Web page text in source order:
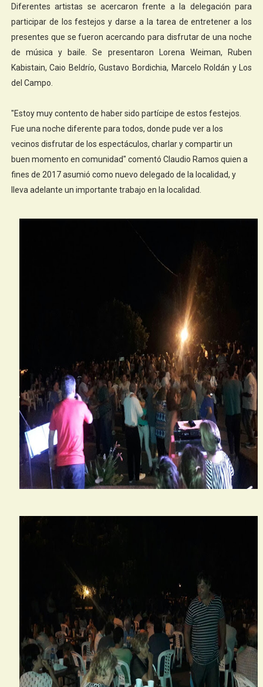
Diferentes artistas se acercaron frente a la delegación para
participar de los festejos y darse a la tarea de entretener a los
presentes que se fueron acercando para disfrutar de una noche
de música y baile. Se presentaron Lorena Weiman, Ruben
Kabistain, Caio Beldrío, Gustavo Bordichia, Marcelo Roldán y Los
del Campo.
"Estoy muy contento de haber sido partícipe de estos festejos.
Fue una noche diferente para todos, donde pude ver a los
vecinos disfrutar de los espectáculos, charlar y compartir un
buen momento en comunidad" comentó Claudio Ramos quien a
fines de 2017 asumió como nuevo delegado de la localidad, y
lleva adelante un importante trabajo en la localidad.